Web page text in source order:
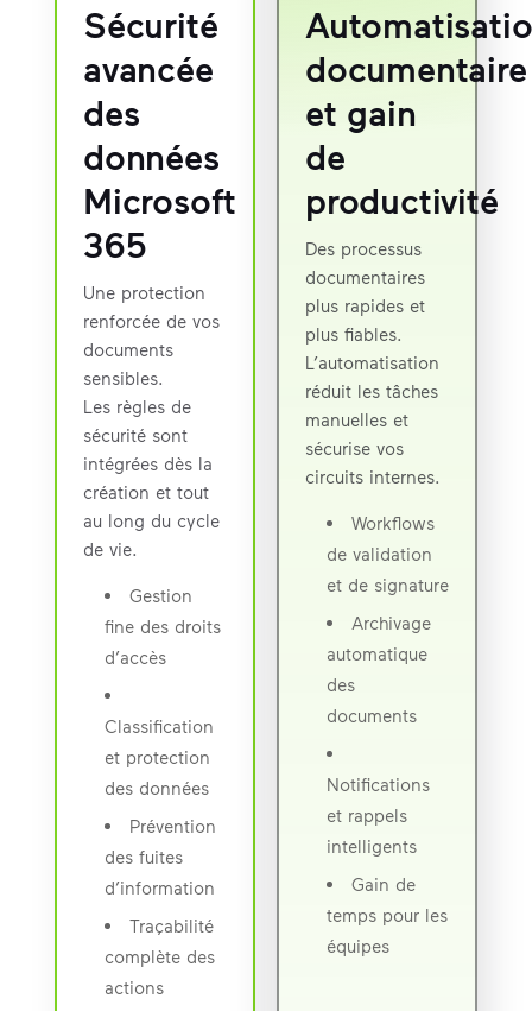
Sécurité
avancée
des
données
Microsoft
365
Une protection
renforcée de vos
documents
sensibles.
Les règles de
sécurité sont
intégrées dès la
création et tout
au long du cycle
de vie.
Gestion
fine des droits
d’accès
Classification
et protection
des données
Prévention
des fuites
d’information
Traçabilité
complète des
actions
documentaire
et gain
de
productivité
Des processus
documentaires
plus rapides et
plus fiables.
L’automatisation
réduit les tâches
manuelles et
sécurise vos
circuits internes.
Workflows
de validation
et de signature
Archivage
automatique
des
documents
Notifications
et rappels
intelligents
Gain de
temps pour les
équipes